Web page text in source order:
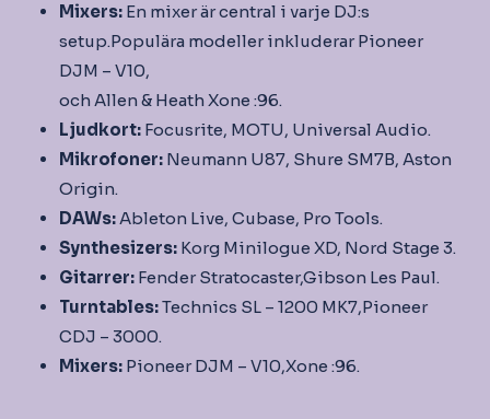
Mixers: En mixer är central i varje DJ:s
setup.Populära modeller inkluderar Pioneer
DJM – V10,
och Allen & Heath Xone :96.
Ljudkort: Focusrite, MOTU, Universal Audio.
Mikrofoner: Neumann U87, Shure SM7B, Aston
Origin.
DAWs:Ableton Live, Cubase, Pro Tools.
Synthesizers: Korg Minilogue XD, Nord Stage 3.
Gitarrer: Fender Stratocaster,Gibson Les Paul.
Turntables:Technics SL – 1200 MK7,Pioneer
CDJ – 3000.
Mixers: Pioneer DJM – V10,Xone :96.